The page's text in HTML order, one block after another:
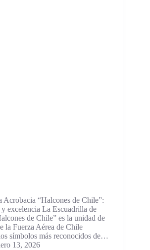
Acrobacia “Halcones de Chile”:
excelencia La Escuadrilla de
de Chile” es la unidad de
la Fuerza Aérea de Chile
símbolos más reconocidos de…
13, 2026